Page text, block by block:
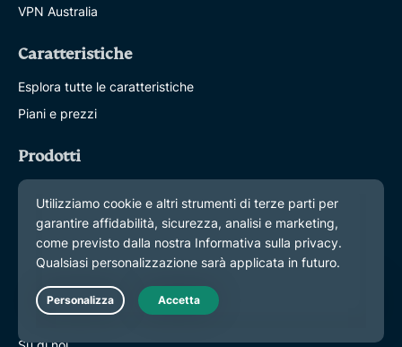
VPN Australia
Caratteristiche
Esplora tutte le caratteristiche
Piani e prezzi
Prodotti
ExpressKeys
ExpressMailGuard
eSIM
ExpressAI
Informazioni su ExpressVPN